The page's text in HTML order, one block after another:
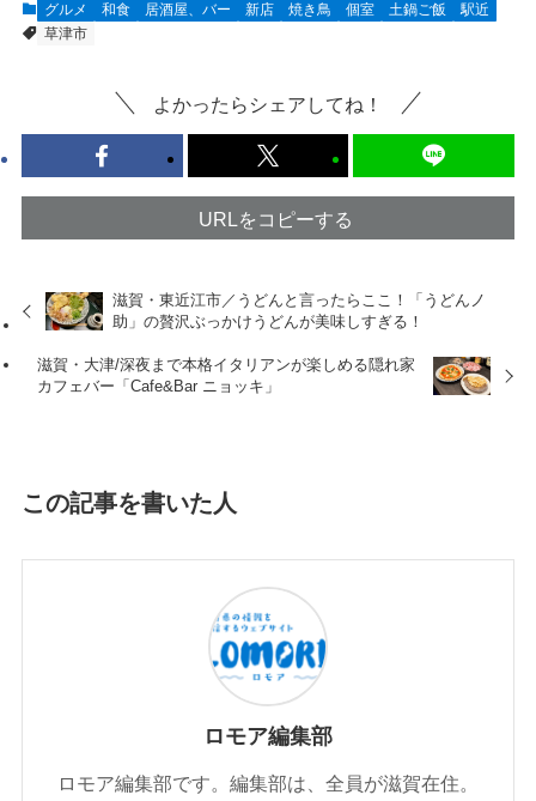
グルメ 和食 居酒屋、バー 新店 焼き鳥 個室 土鍋ご飯
駅近
草津市
よかったらシェアしてね！
URLをコピーする
滋賀・東近江市／うどんと言ったらここ！「うどんノ
助」の贅沢ぶっかけうどんが美味しすぎる！
滋賀・大津/深夜まで本格イタリアンが楽しめる隠れ家
カフェバー「Cafe&Bar ニョッキ」
この記事を書いた人
ロモア編集部
ロモア編集部です。編集部は、全員が滋賀在住。